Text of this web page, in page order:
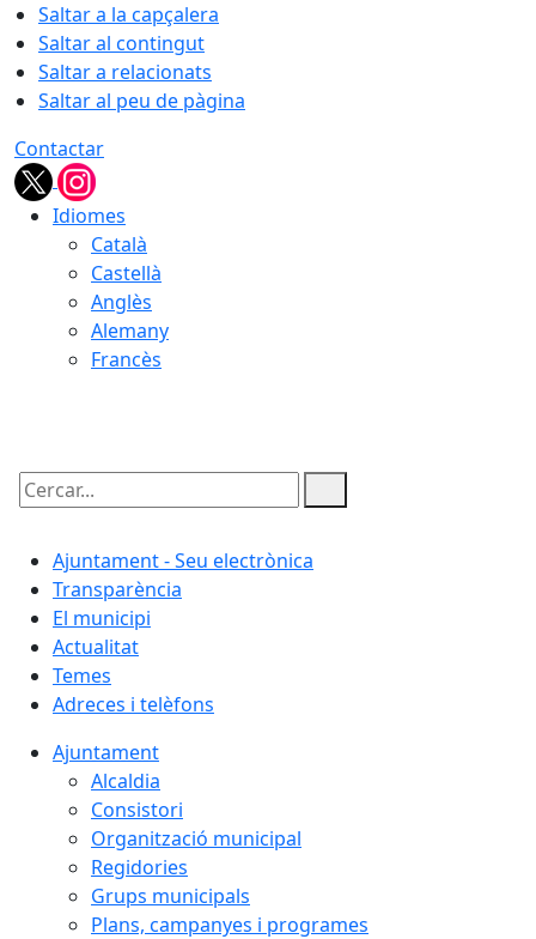
Saltar a la capçalera
Saltar al contingut
Saltar a relacionats
Saltar al peu de pàgina
Contactar
Idiomes
Català
Castellà
Anglès
Alemany
Francès
Cercar:
Ajuntament - Seu electrònica
Transparència
El municipi
Actualitat
Temes
Adreces i telèfons
Ajuntament
Alcaldia
Consistori
Organització municipal
Regidories
Grups municipals
Plans, campanyes i programes